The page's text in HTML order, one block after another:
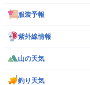
服装予報
紫外線情報
山の天気
釣り天気